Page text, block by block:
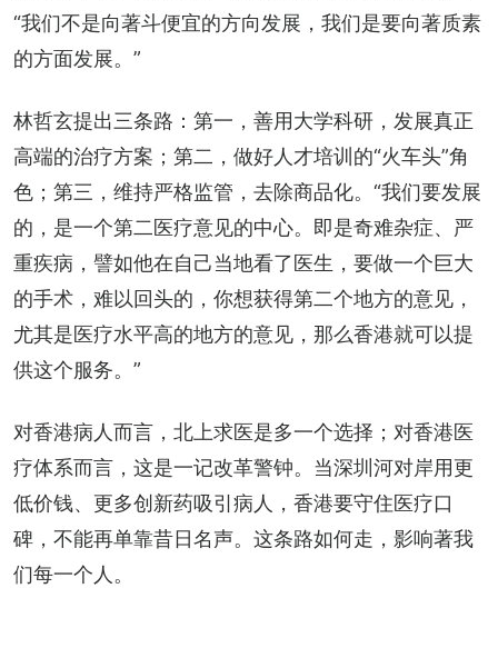
“我们不是向著斗便宜的方向发展，我们是要向著质素
的方面发展。”
林哲玄提出三条路：第一，善用大学科研，发展真正
高端的治疗方案；第二，做好人才培训的“火车头”角
色；第三，维持严格监管，去除商品化。“我们要发展
的，是一个第二医疗意见的中心。即是奇难杂症、严
重疾病，譬如他在自己当地看了医生，要做一个巨大
的手术，难以回头的，你想获得第二个地方的意见，
尤其是医疗水平高的地方的意见，那么香港就可以提
供这个服务。”
对香港病人而言，北上求医是多一个选择；对香港医
疗体系而言，这是一记改革警钟。当深圳河对岸用更
低价钱、更多创新药吸引病人，香港要守住医疗口
碑，不能再单靠昔日名声。这条路如何走，影响著我
们每一个人。